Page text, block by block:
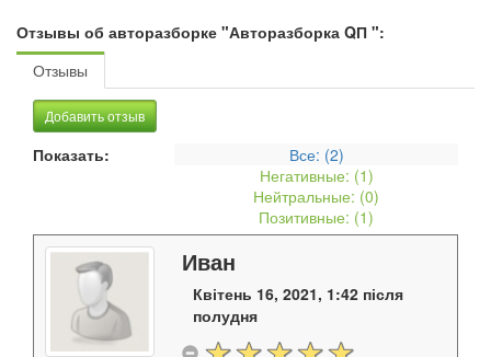
Отзывы об авторазборке "Авторазборка QП ":
Отзывы
Добавить отзыв
Показать: Все: (2)
Негативные: (1)
Нейтральные: (0)
Позитивные: (1)
Иван
Квітень 16, 2021, 1:42 після
полудня